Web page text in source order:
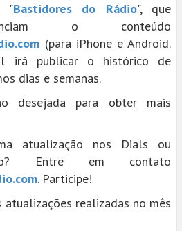
"Bastidores do Rádio", que
o conteúdo
(para iPhone e Android.
irá publicar o histórico de
dias e semanas.
desejada para obter mais
atualização nos Dials ou
Entre em contato
. Participe!
realizadas no mês